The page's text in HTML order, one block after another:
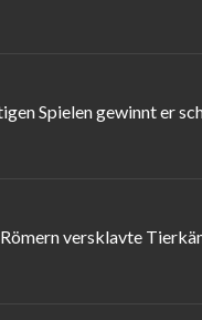
Spielen gewinnt er
versklavte